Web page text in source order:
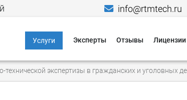
info@rtmtech.ru
Услуги
Информационная
безопасность
Эксперты Отзывы Лицензии
экспертизы в гражданских и уголовных